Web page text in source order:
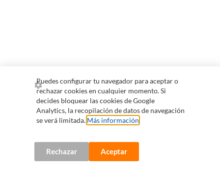
Puedes configurar tu navegador para aceptar o
rechazar cookies en cualquier momento. Si
decides bloquear las cookies de Google
Analytics, la recopilación de datos de navegación
se verá limitada. Más información
Rechazar Aceptar